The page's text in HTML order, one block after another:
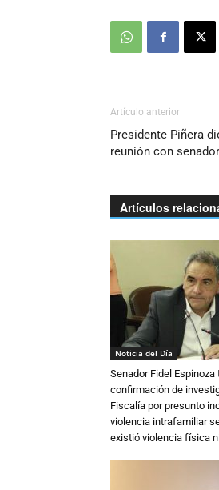
Artículo anterior
Presidente Piñera
reunión con
Artículos
Noticia del Día
Senador Fidel Espinoza
confirmación de
Fiscalía por presunto
violencia intrafamiliar
existió violencia física